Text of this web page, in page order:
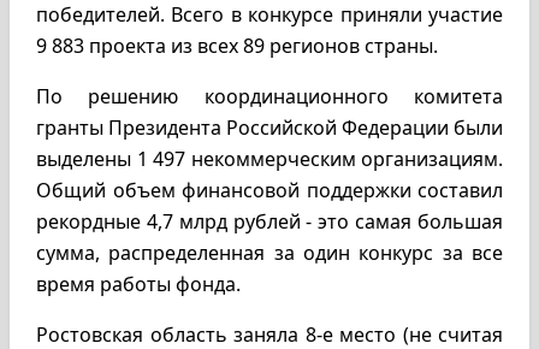
победителей. Всего в конкурсе приняли участие
9 883 проекта из всех 89 регионов страны.
По решению координационного комитета
гранты Президента Российской Федерации были
выделены 1 497 некоммерческим организациям.
Общий объем финансовой поддержки составил
рекордные 4,7 млрд рублей - это самая большая
сумма, распределенная за один конкурс за все
время работы фонда.
Ростовская область заняла 8-е место (не считая